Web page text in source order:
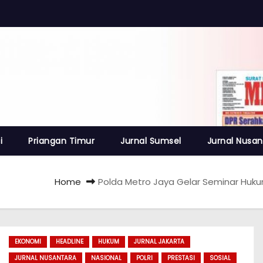
Priangan Timur Jurnal Sumsel Jurnal
Home Polda Metro Jaya Gelar Seminar
EKONOMI HEADLINE HUKUM
JURNAL JAKARTA
JURNAL NUSANTARA
NASIONAL POLRI PRESTASI SOSIAL